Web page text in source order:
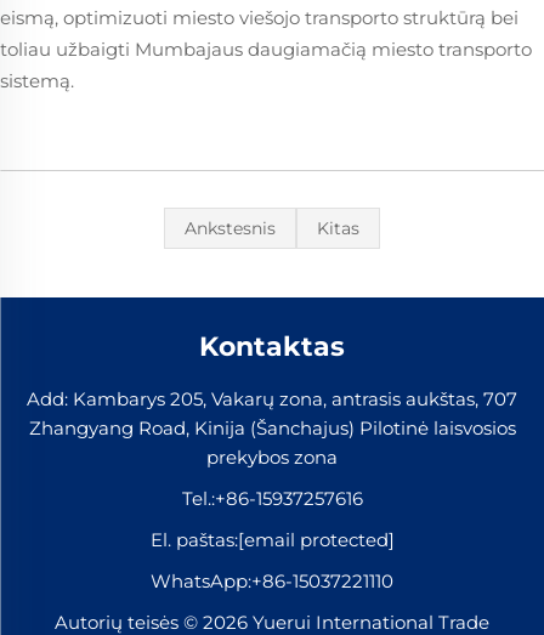
eismą, optimizuoti miesto viešojo transporto struktūrą bei
toliau užbaigti Mumbajaus daugiamačią miesto transporto
sistemą.
Ankstesnis Kitas
Kontaktas
Add: Kambarys 205, Vakarų zona, antrasis aukštas, 707
Zhangyang Road, Kinija (Šanchajus) Pilotinė laisvosios
prekybos zona
Tel.:+86-15937257616
El. paštas:[email protected]
WhatsApp:+86-15037221110
Autorių teisės © 2026 Yuerui International Trade